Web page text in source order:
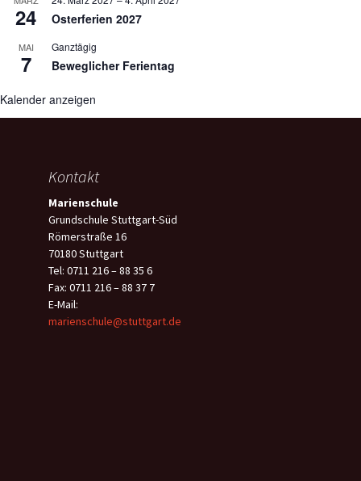
24 Osterferien 2027
MAI
7
Ganztägig
Beweglicher Ferientag
Kalender anzeigen
Kontakt
Marienschule
Grundschule Stuttgart-Süd
Römerstraße 16
70180 Stuttgart
Tel: 0711 216 – 88 35 6
Fax: 0711 216 – 88 37 7
E-Mail:
marienschule@stuttgart.de